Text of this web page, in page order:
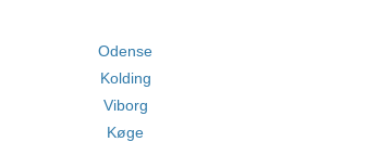
Odense
Kolding
Viborg
Køge